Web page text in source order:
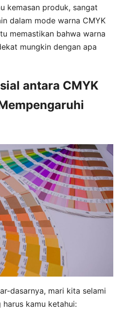
kemasan produk, sangat
dalam mode warna CMYK
memastikan bahwa warna
mungkin dengan apa
antara CMYK
dasarnya, mari kita selami
kamu ketahui: